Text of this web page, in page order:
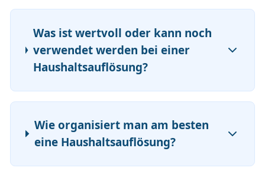
Was ist wertvoll oder kann noch
verwendet werden bei einer
Haushaltsauflösung?
Wie organisiert man am besten
eine Haushaltsauflösung?